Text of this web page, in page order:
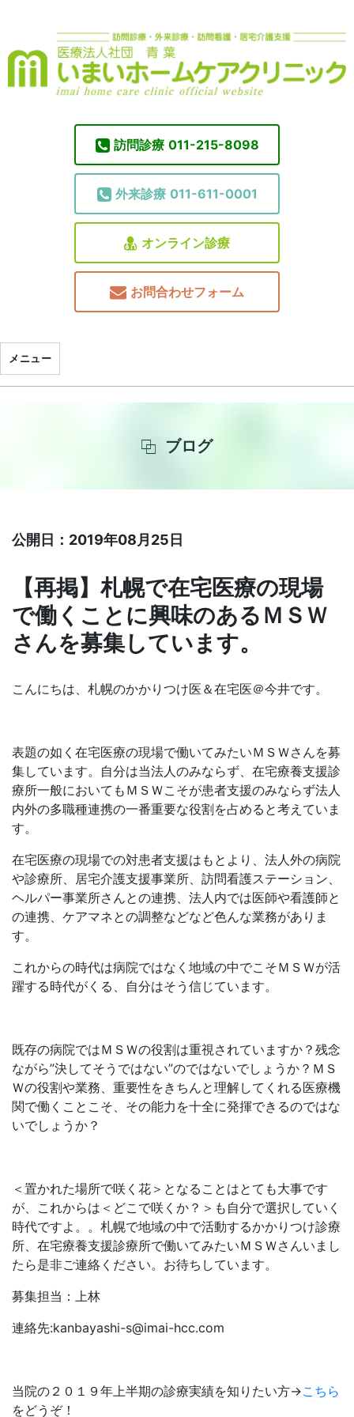
訪問診療 011-215-8098
外来診療 011-611-0001
オンライン診療
お問合わせフォーム
メニュー
ブログ
公開日：2019年08月25日
【再掲】札幌で在宅医療の現場
で働くことに興味のあるＭＳＷ
さんを募集しています。
こんにちは、札幌のかかりつけ医＆在宅医＠今井です。
表題の如く在宅医療の現場で働いてみたいＭＳＷさんを募
集しています。自分は当法人のみならず、在宅療養支援診
療所一般においてもＭＳＷこそが患者支援のみならず法人
内外の多職種連携の一番重要な役割を占めると考えていま
す。
在宅医療の現場での対患者支援はもとより、法人外の病院
や診療所、居宅介護支援事業所、訪問看護ステーション、
ヘルパー事業所さんとの連携、法人内では医師や看護師と
の連携、ケアマネとの調整などなど色んな業務がありま
す。
これからの時代は病院ではなく地域の中でこそＭＳＷが活
躍する時代がくる、自分はそう信じています。
既存の病院ではＭＳＷの役割は重視されていますか？残念
ながら”決してそうではない”のではないでしょうか？ＭＳ
Ｗの役割や業務、重要性をきちんと理解してくれる医療機
関で働くことこそ、その能力を十全に発揮できるのではな
いでしょうか？
＜置かれた場所で咲く花＞となることはとても大事です
が、これからは＜どこで咲くか？＞も自分で選択していく
時代ですよ。。札幌で地域の中で活動するかかりつけ診療
所、在宅療養支援診療所で働いてみたいＭＳＷさんいまし
たら是非ご連絡ください。お待ちしています。
募集担当：上林
連絡先:kanbayashi-s@imai-hcc.com
当院の２０１９年上半期の診療実績を知りたい方→こちら
をどうぞ！